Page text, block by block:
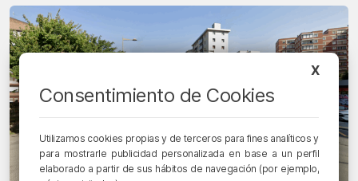
X
Consentimiento de Cookies
Utilizamos cookies propias y de terceros para fines analíticos y
para mostrarle publicidad personalizada en base a un perfil
elaborado a partir de sus hábitos de navegación (por ejemplo,